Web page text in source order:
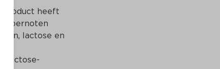
product heeft
lactose en
lactose-